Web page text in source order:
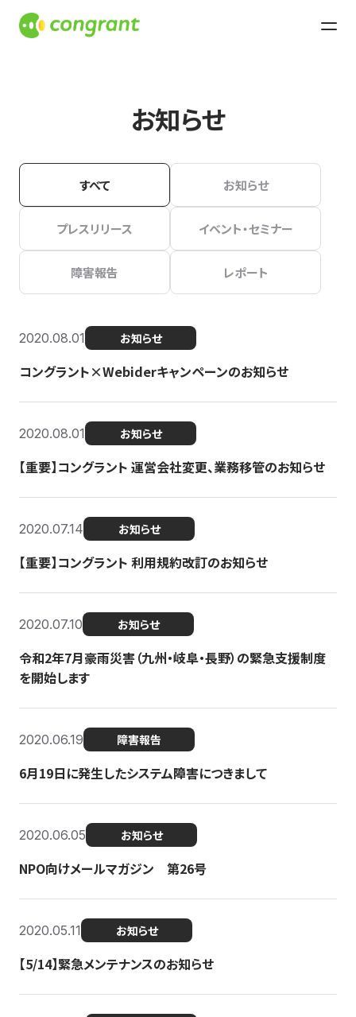
お知らせ
すべて お知らせ
プレスリリース イベント・セミナー
障害報告 レポート
2020.08.01 お知らせ
コングラント×Webiderキャンペーンのお知らせ
2020.08.01 お知らせ
【重要】コングラント 運営会社変更、業務移管のお知らせ
2020.07.14 お知らせ
【重要】コングラント 利用規約改訂のお知らせ
2020.07.10 お知らせ
令和2年7月豪雨災害（九州・岐阜・長野）の緊急支援制度
を開始します
2020.06.19 障害報告
6月19日に発生したシステム障害につきまして
2020.06.05 お知らせ
NPO向けメールマガジン 第26号
2020.05.11 お知らせ
【5/14】緊急メンテナンスのお知らせ